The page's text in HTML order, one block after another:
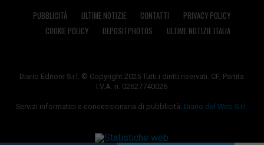
PUBBLICITÀ ULTIME NOTIZIE CONTATTI
PRIVACY POLICY
COOKIE POLICY
DEPOSITPHOTOS ULTIME NOTIZIE ITALIA
Diario Editore S.r.l. © Copyright 2025 Tutti i diritti riservati. CF, Partita
I.V.A. n. 02627740026
Servizi informatici e concessionaria di pubblicità: Diario del Web S.r.l.